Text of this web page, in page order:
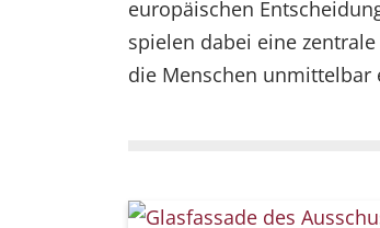
europäischen
spielen dabei eine
die Menschen unmittelbar